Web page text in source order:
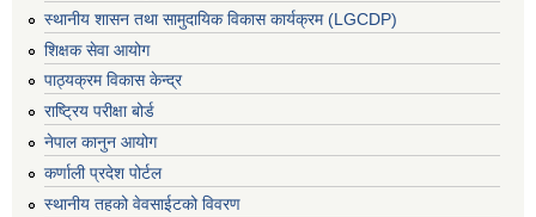
स्थानीय शासन तथा सामुदायिक विकास कार्यक्रम (LGCDP)
शिक्षक सेवा आयोग
पाठ्यक्रम विकास केन्द्र
राष्ट्रिय परीक्षा बोर्ड
नेपाल कानुन आयोग
कर्णाली प्रदेश पोर्टल
स्थानीय तहको वेवसाईटको विवरण